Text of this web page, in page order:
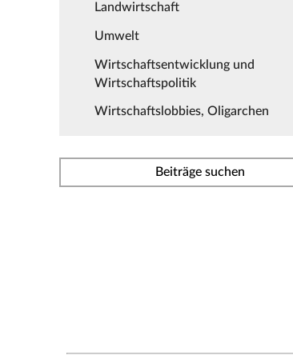
Landwirtschaft
Umwelt
Wirtschaftsentwicklung und
Wirtschaftspolitik
Wirtschaftslobbies, Oligarchen
Beiträge suchen